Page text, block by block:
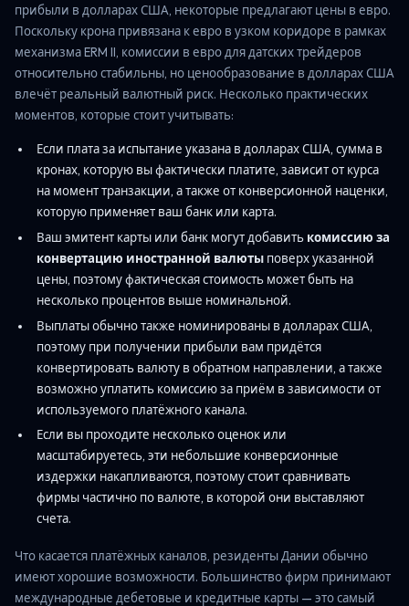
прибыли в долларах США, некоторые предлагают цены в евро.
Поскольку крона привязана к евро в узком коридоре в рамках
механизма ERM II, комиссии в евро для датских трейдеров
относительно стабильны, но ценообразование в долларах США
влечёт реальный валютный риск. Несколько практических
моментов, которые стоит учитывать:
Если плата за испытание указана в долларах США, сумма в
кронах, которую вы фактически платите, зависит от курса
на момент транзакции, а также от конверсионной наценки,
которую применяет ваш банк или карта.
Ваш эмитент карты или банк могут добавить комиссию за
конвертацию иностранной валютыповерх указанной
цены, поэтому фактическая стоимость может быть на
несколько процентов выше номинальной.
Выплаты обычно также номинированы в долларах США,
поэтому при получении прибыли вам придётся
конвертировать валюту в обратном направлении, а также
возможно уплатить комиссию за приём в зависимости от
используемого платёжного канала.
Если вы проходите несколько оценок или
масштабируетесь, эти небольшие конверсионные
издержки накапливаются, поэтому стоит сравнивать
фирмы частично по валюте, в которой они выставляют
счета.
Что касается платёжных каналов, резиденты Дании обычно
имеют хорошие возможности. Большинство фирм принимают
международные дебетовые и кредитные карты — это самый